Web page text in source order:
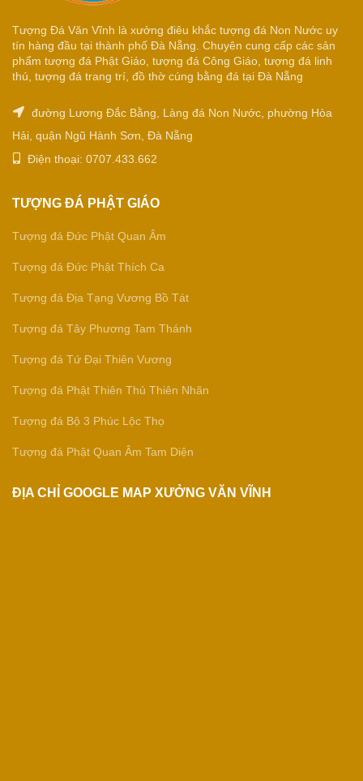
Tượng Đá Văn Vĩnh là xưởng điêu khắc tượng đá Non Nước uy
tín hàng đầu tại thành phố Đà Nẵng. Chuyên cung cấp các sản
phẩm tượng đá Phật Giáo, tượng đá Công Giáo, tượng đá linh
thú, tượng đá trang trí, đồ thờ cúng bằng đá tại Đà Nẵng
đường Lương Đắc Bằng, Làng đá Non Nước, phường Hòa
Hải, quận Ngũ Hành Sơn, Đà Nẵng
Điện thoại: 0707.433.662
TƯỢNG ĐÁ PHẬT GIÁO
Tượng đá Đức Phật Quan Âm
Tượng đá Đức Phật Thích Ca
Tượng đá Địa Tạng Vương Bồ Tát
Tượng đá Tây Phương Tam Thánh
Tượng đá Tứ Đại Thiên Vương
Tượng đá Phật Thiên Thủ Thiên Nhãn
Tượng đá Bộ 3 Phúc Lộc Thọ
Tượng đá Phật Quan Âm Tam Diện
ĐỊA CHỈ GOOGLE MAP XƯỞNG VĂN VĨNH